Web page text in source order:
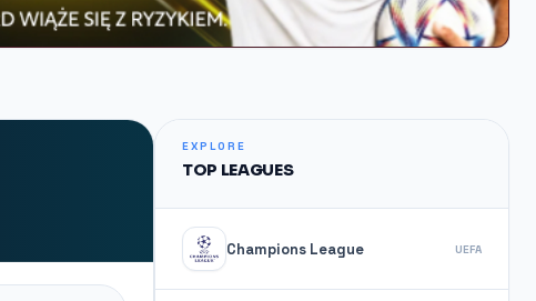
EXPLORE
TOP LEAGUES
Champions League UEFA